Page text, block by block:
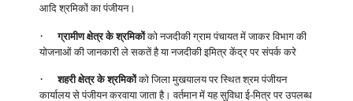
आदि श्रमिकों का पंजीयन।
· ग्रामीण क्षेत्र के श्रमिकोंको नजदीकी ग्राम पंचायत में जाकर विभाग की
योजनाओं की जानकारी ले सकतें है या नजदीकी इमित्र केंद्र पर संपर्क करे
· शहरी क्षेत्र के श्रमिकोंको जिला मुखयालय पर स्थित श्रम पंजीयन
कार्यालय से पंजीयन करवाया जाता है। वर्तमान में यह सुविधा ई-मित्र पर उपलब्ध